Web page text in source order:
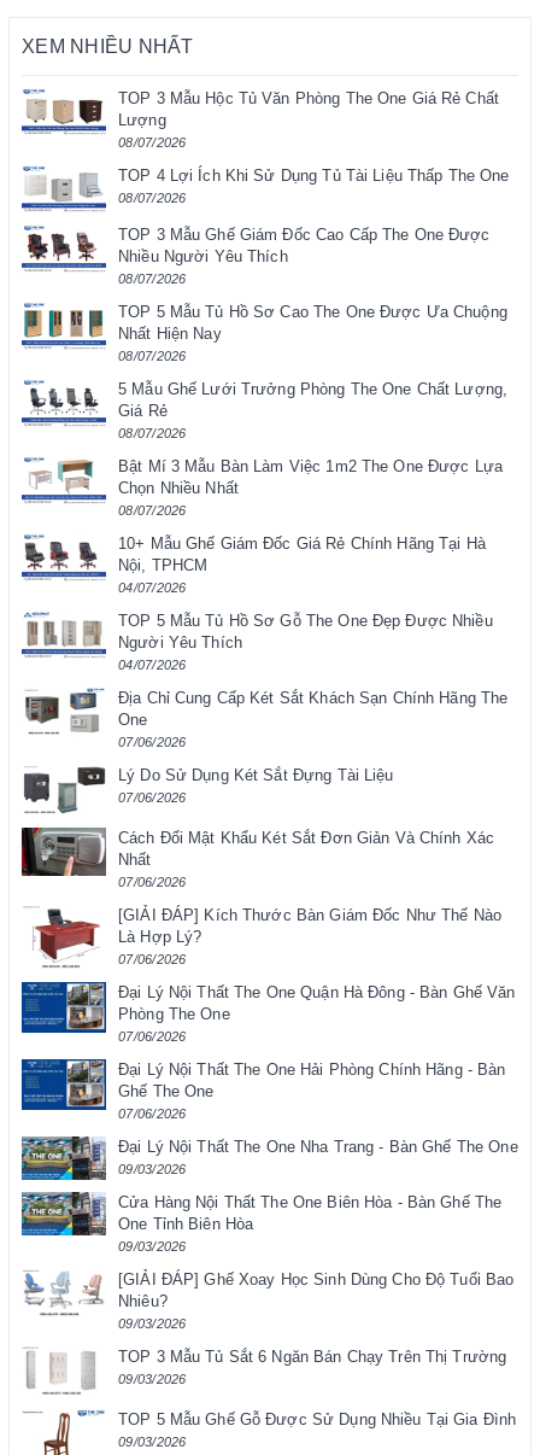
XEM NHIỀU NHẤT
TOP 3 Mẫu Hộc Tủ Văn Phòng The One Giá Rẻ Chất
Lượng
08/07/2026
TOP 4 Lợi Ích Khi Sử Dụng Tủ Tài Liệu Thấp The One
08/07/2026
TOP 3 Mẫu Ghế Giám Đốc Cao Cấp The One Được
Nhiều Người Yêu Thích
08/07/2026
TOP 5 Mẫu Tủ Hồ Sơ Cao The One Được Ưa Chuộng
Nhất Hiện Nay
08/07/2026
5 Mẫu Ghế Lưới Trưởng Phòng The One Chất Lượng,
Giá Rẻ
08/07/2026
Bật Mí 3 Mẫu Bàn Làm Việc 1m2 The One Được Lựa
Chọn Nhiều Nhất
08/07/2026
10+ Mẫu Ghế Giám Đốc Giá Rẻ Chính Hãng Tại Hà
Nội, TPHCM
04/07/2026
TOP 5 Mẫu Tủ Hồ Sơ Gỗ The One Đẹp Được Nhiều
Người Yêu Thích
04/07/2026
Địa Chỉ Cung Cấp Két Sắt Khách Sạn Chính Hãng The
One
07/06/2026
Lý Do Sử Dụng Két Sắt Đựng Tài Liệu
07/06/2026
Cách Đổi Mật Khẩu Két Sắt Đơn Giản Và Chính Xác
Nhất
07/06/2026
[GIẢI ĐÁP] Kích Thước Bàn Giám Đốc Như Thế Nào
Là Hợp Lý?
07/06/2026
Đại Lý Nội Thất The One Quận Hà Đông - Bàn Ghế Văn
Phòng The One
07/06/2026
Đại Lý Nội Thất The One Hải Phòng Chính Hãng - Bàn
Ghế The One
07/06/2026
Đại Lý Nội Thất The One Nha Trang - Bàn Ghế The One
09/03/2026
Cửa Hàng Nội Thất The One Biên Hòa - Bàn Ghế The
One Tỉnh Biên Hòa
09/03/2026
[GIẢI ĐÁP] Ghế Xoay Học Sinh Dùng Cho Độ Tuổi Bao
Nhiêu?
09/03/2026
TOP 3 Mẫu Tủ Sắt 6 Ngăn Bán Chạy Trên Thị Trường
09/03/2026
TOP 5 Mẫu Ghế Gỗ Được Sử Dụng Nhiều Tại Gia Đình
09/03/2026